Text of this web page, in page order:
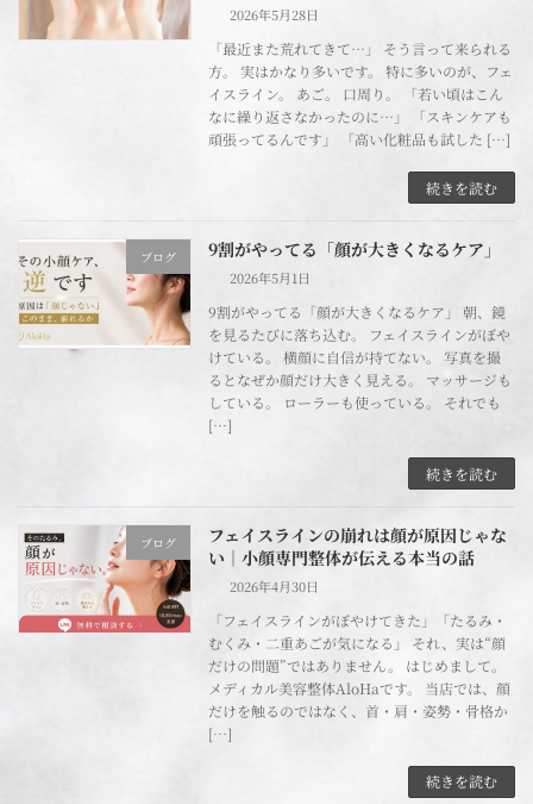
2026年5月28日
「最近また荒れてきて…」 そう言って来られる
方。 実はかなり多いです。 特に多いのが、フェ
イスライン。 あご。 口周り。 「若い頃はこん
なに繰り返さなかったのに…」 「スキンケアも
頑張ってるんです」 「高い化粧品も試した […]
続きを読む
ブログ 9割がやってる「顔が大きくなるケア」
2026年5月1日
9割がやってる「顔が大きくなるケア」 朝、鏡
を見るたびに落ち込む。 フェイスラインがぼや
けている。 横顔に自信が持てない。 写真を撮
るとなぜか顔だけ大きく見える。 マッサージも
している。 ローラーも使っている。 それでも
[…]
続きを読む
ブログ
フェイスラインの崩れは顔が原因じゃな
い｜小顔専門整体が伝える本当の話
2026年4月30日
「フェイスラインがぼやけてきた」「たるみ・
むくみ・二重あごが気になる」 それ、実は“顔
だけの問題”ではありません。 はじめまして。
メディカル美容整体AloHaです。 当店では、顔
だけを触るのではなく、首・肩・姿勢・骨格か
[…]
続きを読む